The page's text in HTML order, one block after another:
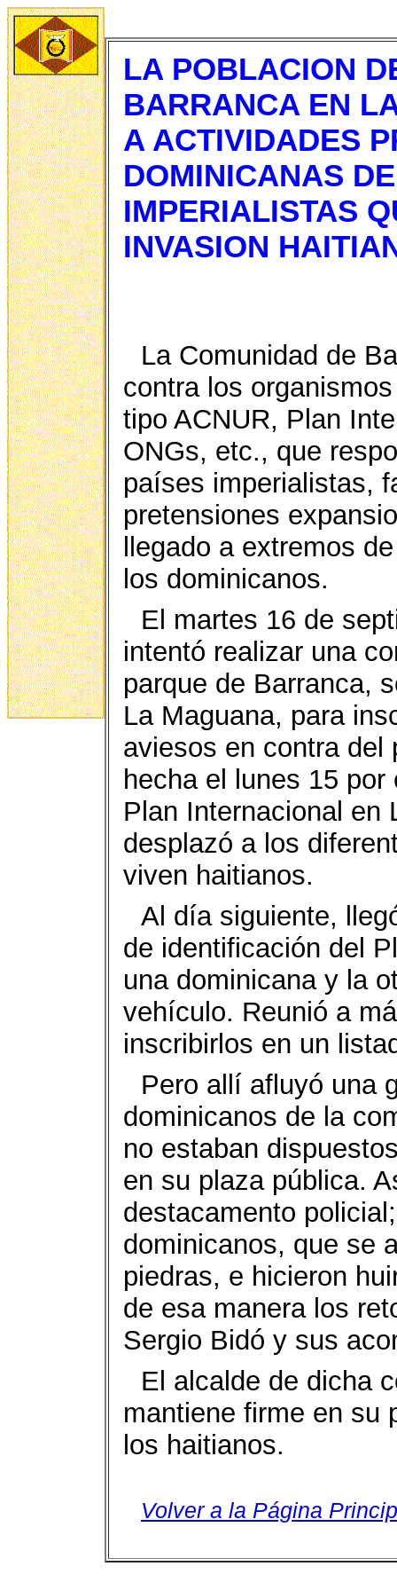
LA POBLACION
BARRANCA EN
A ACTIVIDADES
DOMINICANAS
IMPERIALISTAS
INVASION
La Comunidad de
contra los
tipo ACNUR, Plan
ONGs, etc., que
países imperialistas,
pretensiones
llegado a extremos
los dominicanos.
El martes 16 de
intentó realizar una
parque de Barranca,
La Maguana, para
aviesos en contra
hecha el lunes 15
Plan Internacional en
desplazó a los
viven haitianos.
Al día siguiente,
de identificación del
una dominicana y la
vehículo. Reunió a
inscribirlos en un
Pero allí afluyó una
dominicanos de la
no estaban
en su plaza pública.
destacamento
dominicanos, que se
piedras, e hicieron
de esa manera los
Sergio Bidó y sus
El alcalde de dicha
mantiene firme en su
los haitianos.
Volver a la Página